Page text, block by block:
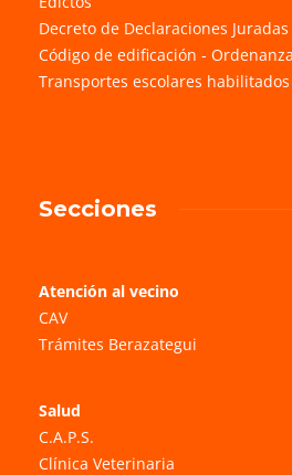
Decreto de Declaraciones
Código de edificación -
Transportes escolares habilitados
Secciones
Atención al vecino
CAV
Trámites Berazategui
Salud
C.A.P.S.
Clínica Veterinaria